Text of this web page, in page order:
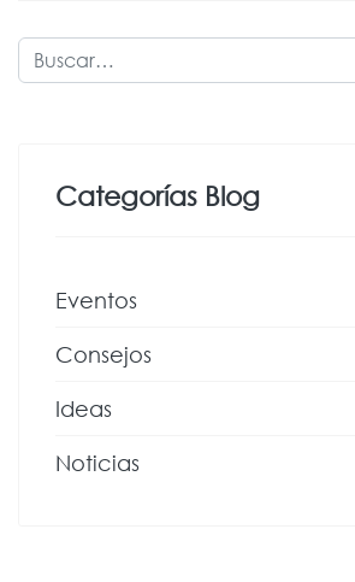
Buscar
Categorías Blog
Eventos
Consejos
Ideas
Noticias